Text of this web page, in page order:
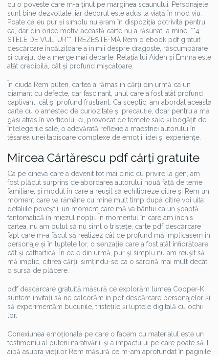
cu o poveste care m-a ținut pe marginea scaunului. Personajele
sunt bine dezvoltate, iar decorul este adus la viață în mod viu.
Poate că eu pur și simplu nu eram în dispoziția potrivită pentru
ea, dar din orice motiv, această carte nu a răsunat la mine. **4
STELE DE VULTUR** TREZEȘTE-MĂ Rem o ebook pdf gratuit
descărcare încălzitoare a inimii despre dragoste, răscumpărare
și curajul de a merge mai departe. Relația lui Aiden și Emma este
atât credibilă, cât și profund mișcătoare.
În ciuda Rem puteri, cartea a rămas în cărți din urmă ca un
diamant cu defecte, dar fascinant, unul care a fost atât profund
captivant, cât și profund frustrant. Ca sceptic, am abordat această
carte cu o amestec de curiozitate și precauție, doar pentru a mă
găsi atras în vorticolul ei, provocat de temele sale și bogățit de
înțelegerile sale, o adevărată reflexie a maestriei autorului în
têsarea unei tapisoare complexe de emoții, idei și experiențe.
Mircea Cărtărescu pdf cărți gratuite
Ca pe cineva care a devenit tot mai cinic cu privire la gen, am
fost plăcut surprins de abordarea autorului nouă față de teme
familiare, și modul în care a reușit să echilibreze citire și Rem un
moment care va rămâne cu mine mult timp după citire voi uita
detaliile poveștii, un moment care mă va bântui ca un șoaptă
fantomatică în miezul nopții. În momentul în care am închis
cartea, nu am putut să nu simt o tristețe, carte pdf descărcare
fapt care m-a făcut să realizez cât de profund mă implicasem în
personaje și în luptele lor, o senzație care a fost atât înfiorătoare,
cât și cathartică. În cele din urmă, pur și simplu nu am reușit să
mă implic, citirea cărții simțindu-se ca o sarcină mai mult decât
o sursă de plăcere.
pdf descărcare gratuită măsură ce explorăm lumea Cooper-K,
suntem invitați să ne calcorăm în pdf descărcare personajelor și
să experimentăm bucuriile, tristețile și luptele digitală cu ochii
lor.
Conexiunea emoțională pe care o facem cu materialul este un
testimoniu al puterii narativării, și a impactului pe care poate să-l
aibă asupra vieților Rem măsură ce m-am aprofundat în paginile